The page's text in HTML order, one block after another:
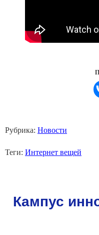
Рубрика: Новости
Теги: Интернет вещей
Кампус